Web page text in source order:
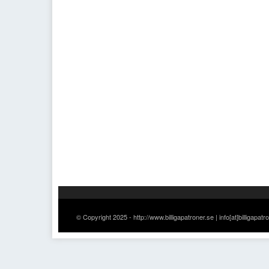
© Copyright 2025 - http://www.billigapatroner.se |